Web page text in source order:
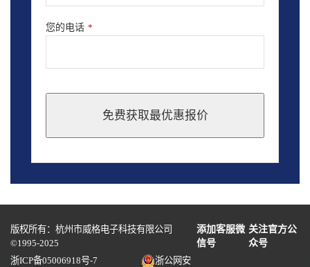
您的电话 *
免费获取最优惠报价
should
blank
版权所有：杭州市威格电子科技有限公司
©1995-2025
添加客服微
信号
关注官方公
众号
浙ICP备05006918号-7
浙公网安